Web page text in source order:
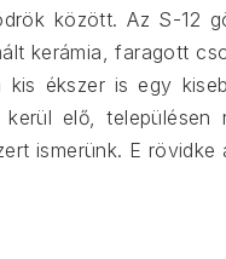
között. Az S-12
kerámia, faragott
kis ékszer is egy
kerül elő,
ismerünk. E